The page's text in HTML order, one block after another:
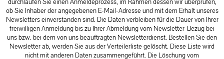
durchlaufen Sie einen Anmeldeprozess, im Rahmen dessen wir überprüfen,
ob Sie Inhaber der angegebenen E-Mail-Adresse und mit dem Erhalt unseres
Newsletters einverstanden sind. Die Daten verbleiben für die Dauer von Ihrer
freiwilligen Anmeldung bis zu Ihrer Abmeldung vom Newsletter-Bezug bei
uns bzw. bei dem von uns beauftragten Newsletterdienst. Bestellen Sie den
Newsletter ab, werden Sie aus der Verteilerliste gelöscht. Diese Liste wird
nicht mit anderen Daten zusammengeführt. Die Löschung vom